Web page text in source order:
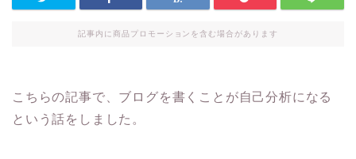
記事内に商品プロモーションを含む場合があります
こちらの記事で、ブログを書くことが自己分析になる
という話をしました。